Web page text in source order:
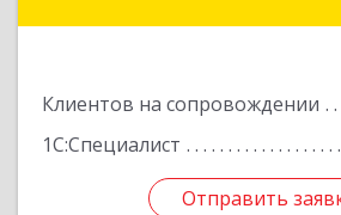
Клиентов на сопровождении
1С:Специалист
Отправить
Отправить